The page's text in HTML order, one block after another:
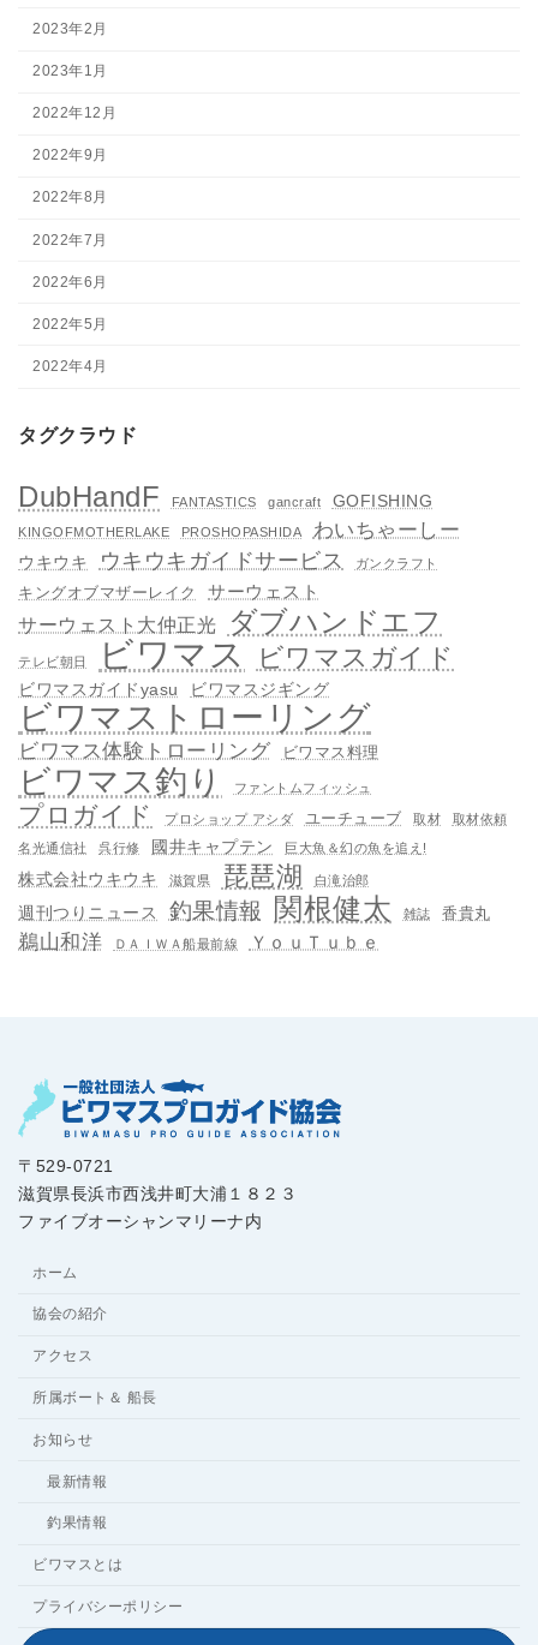
2023年2月
2023年1月
2022年12月
2022年9月
2022年8月
2022年7月
2022年6月
2022年5月
2022年4月
タグクラウド
DubHandF FANTASTICS gancraft GOFISHING
KINGOFMOTHERLAKE PROSHOPASHIDA わいちゃーしー
ウキウキ ウキウキガイドサービス ガンクラフト
キングオブマザーレイク
サーウェスト
サーウェスト大仲正光
ダブハンドエフ
テレビ朝日 ビワマス ビワマスガイド
ビワマスガイドyasu ビワマスジギング
ビワマストローリング
ビワマス体験トローリング ビワマス料理
ビワマス釣り ファントムフィッシュ
プロガイド プロショップ アシダ ユーチューブ 取材
取材依頼
名光通信社
呉行修 國井キャプテン 巨大魚＆幻の魚を追え!
株式会社ウキウキ 滋賀県 琵琶湖 白滝治郎
週刊つりニュース 釣果情報 関根健太 雑誌 香貴丸
鵜山和洋 ＤＡＩＷＡ船最前線 ＹｏｕＴｕｂｅ
〒529-0721
滋賀県長浜市西浅井町大浦１８２３
ファイブオーシャンマリーナ内
ホーム
協会の紹介
アクセス
所属ボート＆ 船長
お知らせ
最新情報
釣果情報
ビワマスとは
プライバシーポリシー